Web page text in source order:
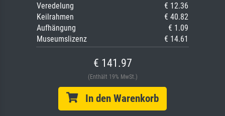
Veredelung
€ 12.36
Keilrahmen
€ 40.82
Aufhängung
€ 1.09
Museumslizenz
€ 14.61
€ 141.97
(Enthält 19% MwSt.)
In den Warenkorb